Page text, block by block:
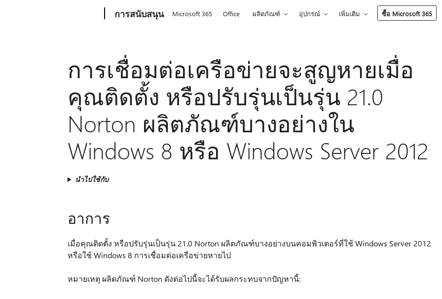
การสนับสนุน Microsoft 365 Office ผลิตภัณฑ์ อุปกรณ์ เพิ่มเติม ซื้อ Microsoft 365
การเชื่อมต่อเครือข่ายจะสูญหายเมื่อ
คุณติดตั้ง หรือปรับรุ่นเป็นรุ่น 21.0
Norton ผลิตภัณฑ์บางอย่างใน
Windows 8 หรือ Windows Server 2012
นำไปใช้กับ
อาการ
เมื่อคุณติดตั้ง หรือปรับรุ่นเป็นรุ่น 21.0 Norton ผลิตภัณฑ์บางอย่างบนคอมพิวเตอร์ที่ใช้ Windows Server 2012
หรือใช้ Windows 8 การเชื่อมต่อเครือข่ายหายไป
หมายเหตุ ผลิตภัณฑ์ Norton ดังต่อไปนี้จะได้รับผลกระทบจากปัญหานี้: